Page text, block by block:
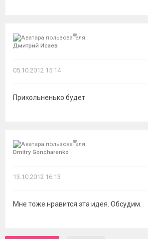
Дмитрий Исаев
05.10.2012 15:14
Прикольненько будет
Dmitry Goncharenko
13.10.2012 16:13
Мне тоже нравится эта идея. Обсудим.